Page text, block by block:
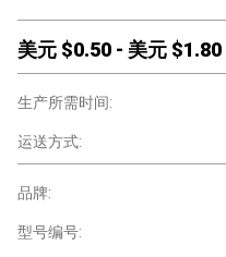
美元 $0.50 - 美元 $1.80
生产所需时间:
运送方式:
品牌:
型号编号: